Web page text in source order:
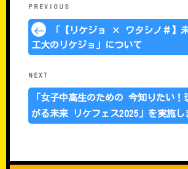
Previous
Post
PREVIOUS
「【リケジョ × ワタシノ＃】
工大のリケジョ」について
Next
Post
NEXT
「女子中高生のための 今知りたい！
がる未来 リケフェス2025」を実施し